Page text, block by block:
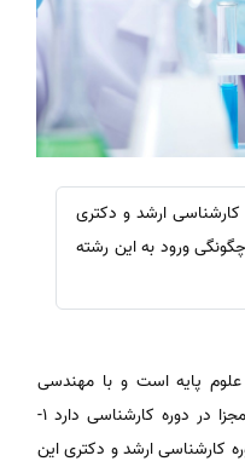
ارشد و دکتری
ورود به این رشته
پایه است و با مهندسی
شیمی فرق دارد این رشته دو گرایش مجزا در دوره کارشناسی دارد 1-
در دوره کارشناسی ارشد و دکتری این